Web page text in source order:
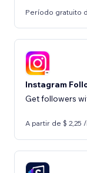
Período gratuito
Instagram
Get followers
A partir de $ 2,25